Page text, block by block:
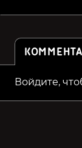
Войдите,